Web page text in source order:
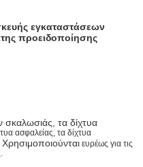
εγκαταστάσεων
προειδοποίησης
σκαλωσιάς, τα δίχτυα
ασφαλείας, τα δίχτυα
Χρησιμοποιούνται ευρέως για τις